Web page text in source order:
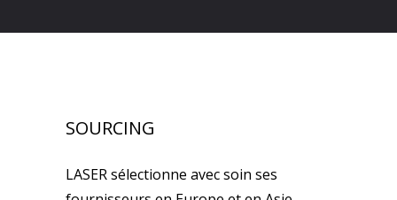
SOURCING
LASER sélectionne avec soin ses